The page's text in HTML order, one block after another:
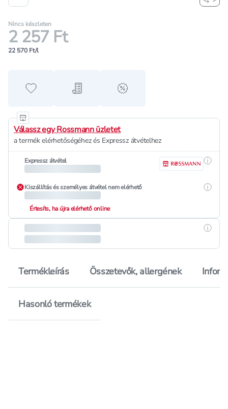
Nincs készleten
2 257 Ft
22 570 Ft/l
Hozzáadás a kedvencekhez
Hozzáadás a bevásárló listához
alert when on sale
Válassz egy Rossmann üzletet
a termék elérhetőségéhez és Expressz átvételhez
Expressz átvétel
Kiszállítás és személyes átvétel nem elérhető
Értesíts, ha újra elérhető online
Termékleírás Összetevők, allergének
Hasonló termékek